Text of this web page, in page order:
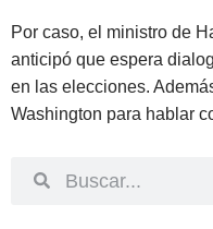
Por caso, el ministro de
anticipó que espera
en las elecciones.
Washington para hablar